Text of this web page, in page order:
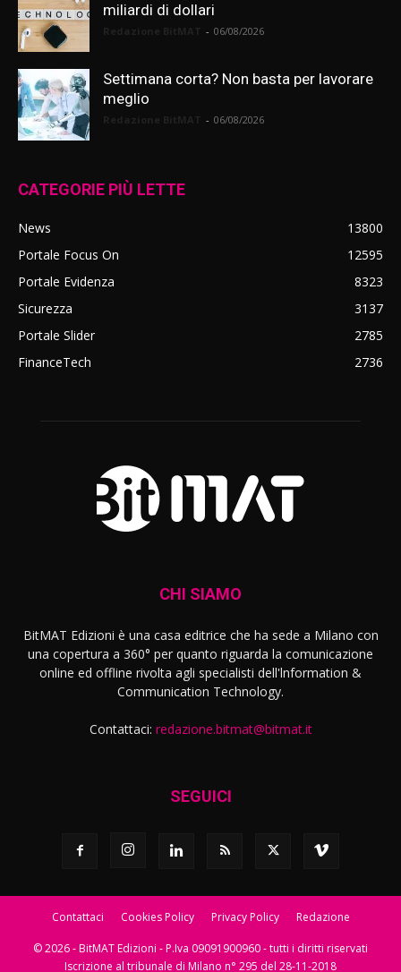
miliardi di dollari
- 06/08/2026
Settimana corta? Non basta per lavorare
meglio
- 06/08/2026
CATEGORIE PIÙ LETTE
News
13800
Portale Focus On
12595
Portale Evidenza
8323
Sicurezza
3137
Portale Slider
2785
FinanceTech
2736
CHI SIAMO
BitMAT Edizioni è una casa editrice che ha sede a Milano con
una copertura a 360° per quanto riguarda la comunicazione
online ed offline rivolta agli specialisti dell'lnformation &
Communication Technology.
Contattaci: redazione.bitmat@bitmat.it
SEGUICI
Contattaci Cookies Policy Privacy Policy Redazione
© 2026 - BitMAT Edizioni - P.Iva 09091900960 - tutti i diritti riservati
Iscrizione al tribunale di Milano n° 295 del 28-11-2018